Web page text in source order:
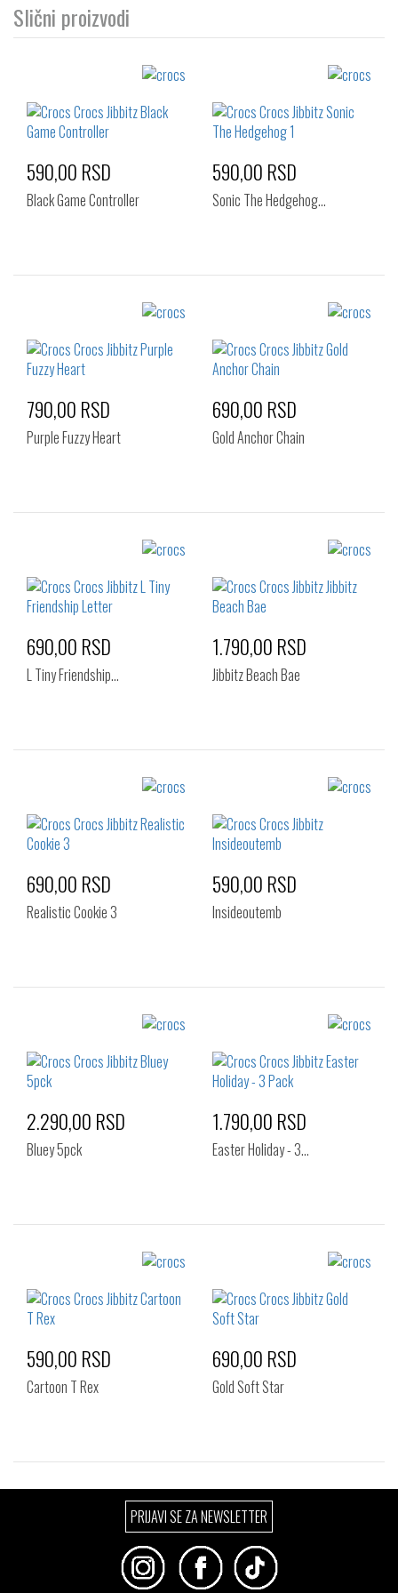
Slični proizvodi
Izaberi željeni broj:
590,00 RSD
Black Game Controller
Izaberi željeni broj:
590,00 RSD
Sonic The Hedgehog…
Izaberi željeni broj:
790,00 RSD
Purple Fuzzy Heart
Izaberi željeni broj:
690,00 RSD
Gold Anchor Chain
Izaberi željeni broj:
690,00 RSD
L Tiny Friendship…
Izaberi željeni broj:
1.790,00 RSD
Jibbitz Beach Bae
Izaberi željeni broj:
690,00 RSD
Realistic Cookie 3
Izaberi željeni broj:
590,00 RSD
Insideoutemb
Izaberi željeni broj:
2.290,00 RSD
Bluey 5pck
Izaberi željeni broj:
1.790,00 RSD
Easter Holiday - 3…
Izaberi željeni broj:
590,00 RSD
Cartoon T Rex
Izaberi željeni broj:
690,00 RSD
Gold Soft Star
PRIJAVI SE ZA NEWSLETTER